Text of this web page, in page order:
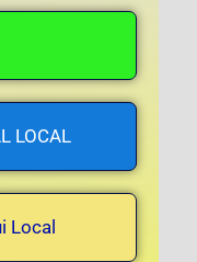
LOCAL
Local